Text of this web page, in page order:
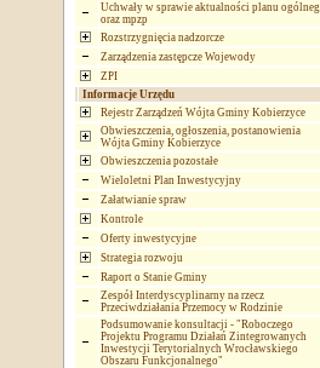
Uchwały w sprawie aktualności planu
oraz mpzp
Rozstrzygnięcia nadzorcze
Zarządzenia zastępcze Wojewody
ZPI
Informacje Urzędu
Rejestr Zarządzeń Wójta Gminy Kobierzyce
Obwieszczenia, ogłoszenia, postanowienia
Wójta Gminy Kobierzyce
Obwieszczenia pozostałe
Wieloletni Plan Inwestycyjny
Załatwianie spraw
Kontrole
Oferty inwestycyjne
Strategia rozwoju
Raport o Stanie Gminy
Zespół Interdyscyplinarny na rzecz
Przeciwdziałania Przemocy w Rodzinie
Podsumowanie konsultacji - "Roboczego
Projektu Programu Działań Zintegrowanych
Inwestycji Terytorialnych Wrocławskiego
Obszaru Funkcjonalnego"